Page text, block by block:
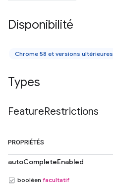
Disponibilité
Chrome 58 et versions ultérieures
Types
FeatureRestrictions
PROPRIÉTÉS
autoCompleteEnabled
booléen facultatif